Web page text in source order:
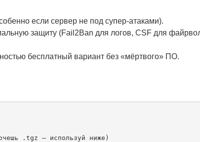
если сервер не под супер-атаками).
защиту (Fail2Ban для логов, CSF для
бесплатный вариант без «мёртвого» ПО.
.tgz — используй ниже)